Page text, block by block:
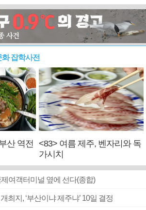
잡학사전
산 역전
<83> 여름 제주, 벤자리와 독
가시치
여객터미널 옆에 선다(종합)
최지, ‘부산이냐 제주냐’ 10일 결정